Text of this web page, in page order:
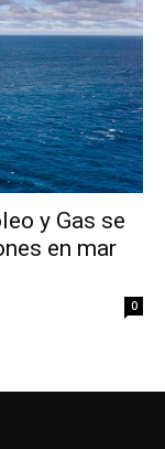
y Gas se
en mar
0